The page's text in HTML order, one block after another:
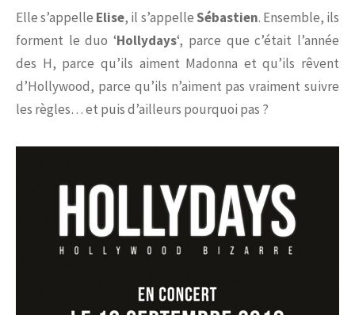
Elle s’appelle Elise, il s’appelleSébastien. Ensemble, ils
forment le duo ‘Hollydays‘, parce que c’était l’année
des H, parce qu’ils aiment Madonna et qu’ils rêvent
d’Hollywood, parce qu’ils n’aiment pas vraiment suivre
les règles… et puis d’ailleurs pourquoi pas ?